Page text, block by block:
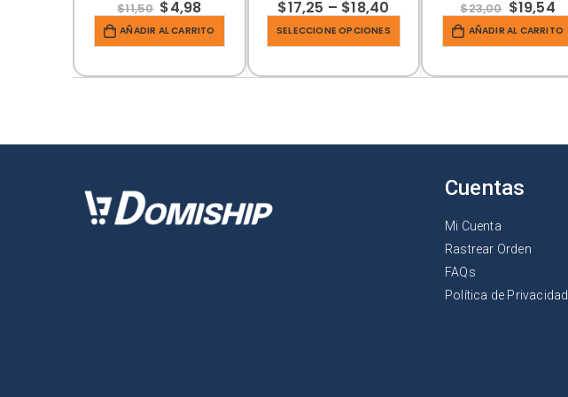
$11,50 $4,98
AÑADIR AL CARRITO
$17,25 – $18,40
SELECCIONE OPCIONES
$23,00 $19,54
AÑADIR AL CARRITO
Cuentas
Mi Cuenta
Rastrear Orden
FAQs
Política de Privacidad